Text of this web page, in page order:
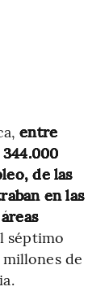
entre
de las
en las
séptimo
de